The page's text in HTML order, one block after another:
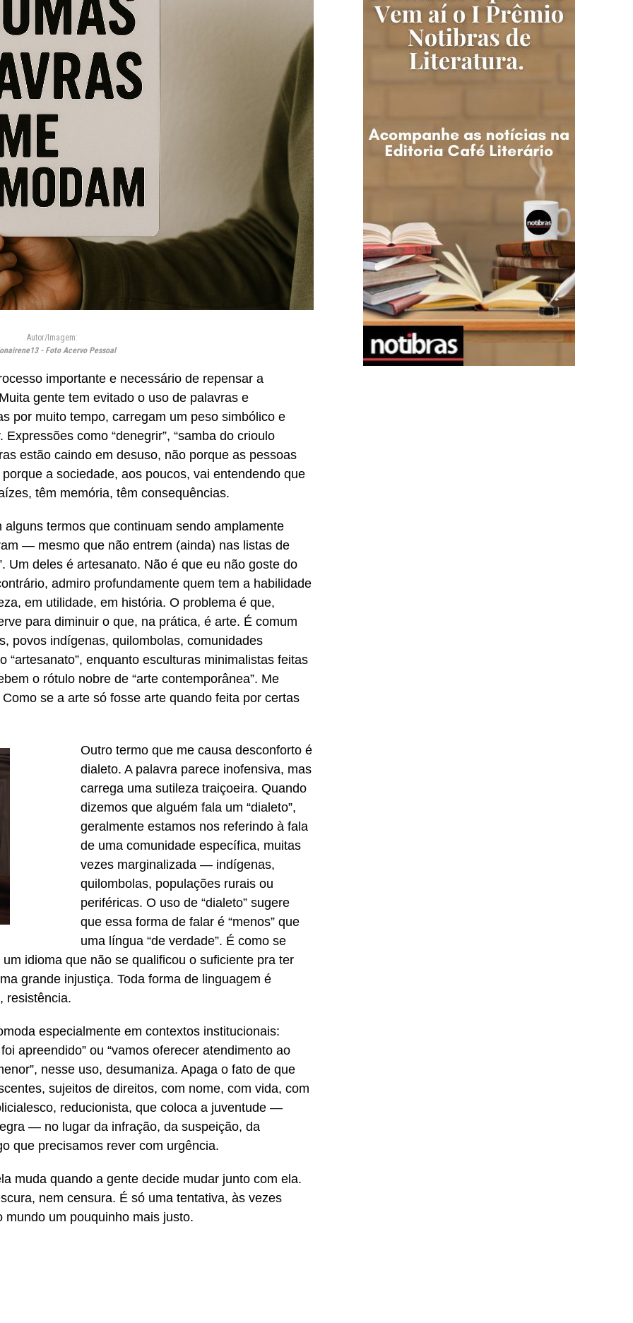
Autor/Imagem:
- Foto Acervo Pessoal
importante e necessário de repensar a
gente tem evitado o uso de palavras e
por muito tempo, carregam um peso simbólico e
como “denegrir”, “samba do crioulo
estão caindo em desuso, não porque as pessoas
a sociedade, aos poucos, vai entendendo que
têm memória, têm consequências.
termos que continuam sendo amplamente
— mesmo que não entrem (ainda) nas listas de
Um deles é artesanato. Não é que eu não goste do
admiro profundamente quem tem a habilidade
em utilidade, em história. O problema é que,
para diminuir o que, na prática, é arte. É comum
povos indígenas, quilombolas, comunidades
“artesanato”, enquanto esculturas minimalistas feitas
o rótulo nobre de “arte contemporânea”. Me
se a arte só fosse arte quando feita por certas
Outro termo que me causa desconforto é
dialeto. A palavra parece inofensiva, mas
carrega uma sutileza traiçoeira. Quando
dizemos que alguém fala um “dialeto”,
geralmente estamos nos referindo à fala
de uma comunidade específica, muitas
vezes marginalizada — indígenas,
quilombolas, populações rurais ou
periféricas. O uso de “dialeto” sugere
que essa forma de falar é “menos” que
uma língua “de verdade”. É como se
idioma que não se qualificou o suficiente pra ter
grande injustiça. Toda forma de linguagem é
resistência.
especialmente em contextos institucionais:
apreendido” ou “vamos oferecer atendimento ao
nesse uso, desumaniza. Apaga o fato de que
sujeitos de direitos, com nome, com vida, com
reducionista, que coloca a juventude —
— no lugar da infração, da suspeição, da
que precisamos rever com urgência.
muda quando a gente decide mudar junto com ela.
nem censura. É só uma tentativa, às vezes
um pouquinho mais justo.